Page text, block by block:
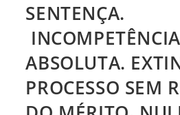
SENTENÇA.
INCOMPETÊNCIA
ABSOLUTA.
PROCESSO SEM